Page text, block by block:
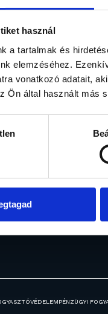
használ
a tartalmak és
elemzéséhez.
vonatkozó adatait,
Ön által használt más
Általános
Hírek
PÉNZÜGYI